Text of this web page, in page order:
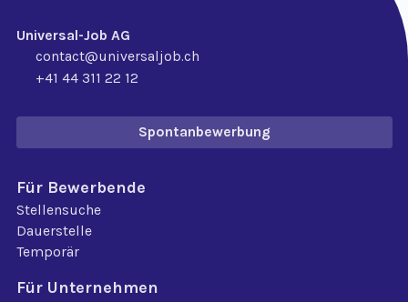
Universal-Job AG
contact@universaljob.ch
+41 44 311 22 12
Spontanbewerbung
Für Bewerbende
Stellensuche
Dauerstelle
Temporär
Für Unternehmen